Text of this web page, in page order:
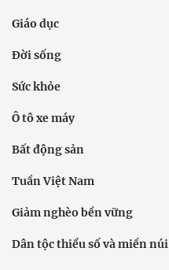
Giáo dục
Đời sống
Sức khỏe
Ô tô xe máy
Bất động sản
Tuần Việt Nam
Giảm nghèo bền vững
Dân tộc thiểu số và miền núi